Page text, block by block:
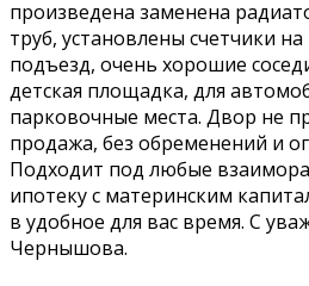
произведена заменена
труб, установлены счетчики
подъезд, очень хорошие
детская площадка, для
парковочные места. Двор не
продажа, без обременений и
Подходит под любые
ипотеку с материнским
в удобное для вас время. С
Чернышова.